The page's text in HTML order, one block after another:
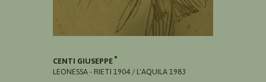
CENTI GIUSEPPE
LEONESSA - RIETI 1904 / L'AQUILA 1983